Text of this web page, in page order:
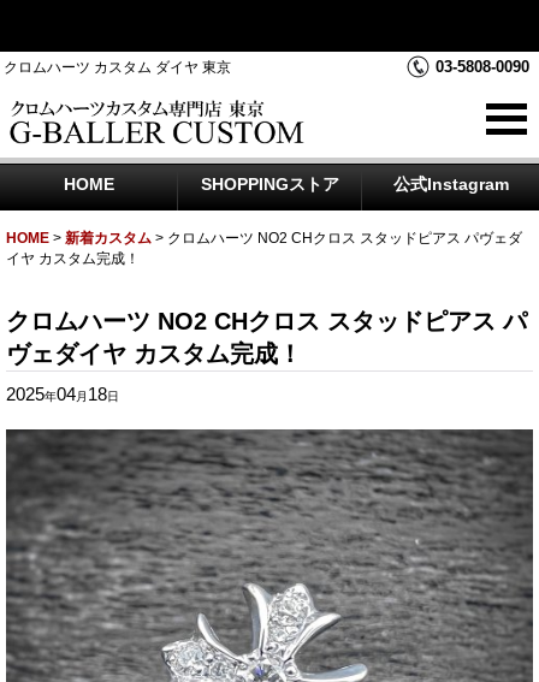
クロムハーツ カスタム ダイヤ 東京 03-5808-0090
HOME SHOPPINGストア 公式Instagram
HOME > 新着カスタム > クロムハーツ NO2 CHクロス スタッドピアス パヴェダ
イヤ カスタム完成！
クロムハーツ NO2 CHクロス スタッドピアス パ
ヴェダイヤ カスタム完成！
2025年04月 18日